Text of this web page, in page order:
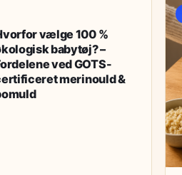
vælge 100 %
babytøj? –
ved GOTS-
merinould &